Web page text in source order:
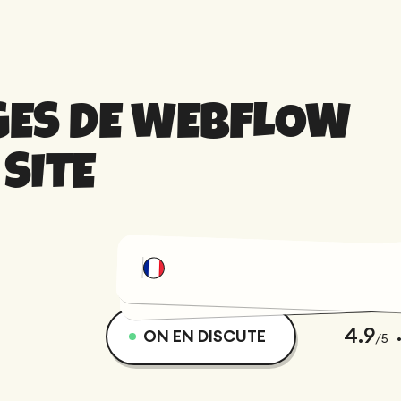
DE WEBFLOW
ON EN DISCUTE 4.9/5 •